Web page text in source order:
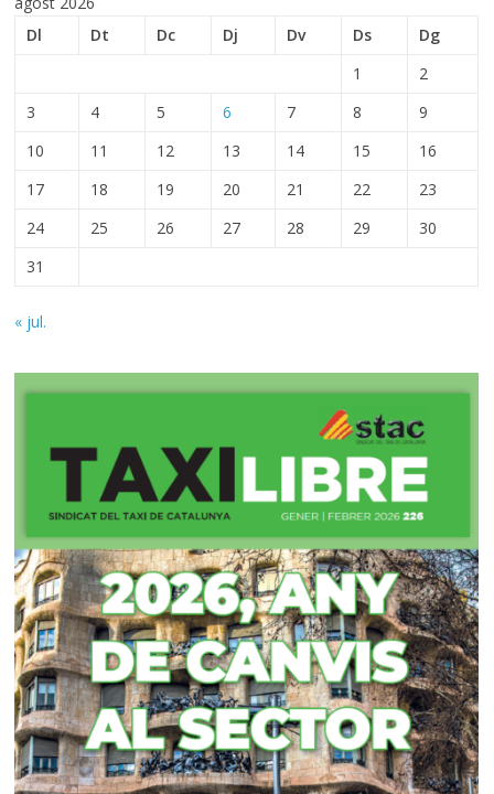
Dl
Dt Dc Dj Dv Ds
Dg
1
2
3
4 5 6 7 8
9
10
11 12 13 14 15
16
17
18 19 20 21 22
23
24
25 26 27 28 29
30
31
« jul.